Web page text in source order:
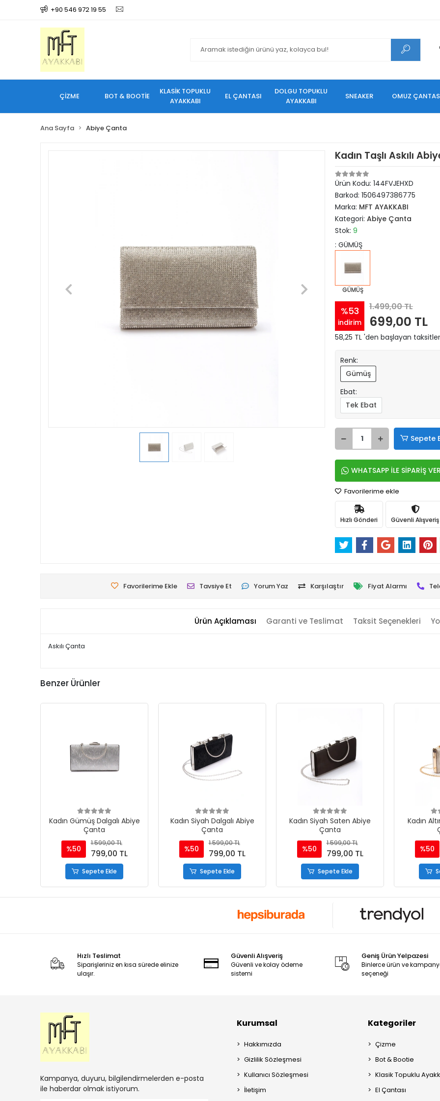
+90 546 972 19 55
ÇİZME BOT & BOOTİE
KLASİK TOPUKLU
AYAKKABI
EL ÇANTASI
DOLGU TOPUKLU
AYAKKABI
SNEAKER OMUZ
Ana Sayfa Abiye Çanta
Kadın Taşlı Askılı
Ürün Kodu: 144FVJEHXD
Barkod: 1506497386775
Marka: MFT AYAKKABI
Kategori: Abiye Çanta
Stok: 9
: GÜMÜŞ
GÜMÜŞ
%53
indirim
1.499,00 TL
699,00 TL
58,25 TL 'den başlayan
Renk:
Gümüş
Ebat:
Tek Ebat
Sepete
WHATSAPP İLE SİPARİŞ VER
Favorilerime ekle
Hızlı Gönderi Güvenli Alışveriş
Favorilerime Ekle Tavsiye Et Yorum Yaz Karşılaştır Fiyat Alarmı
Ürün Açıklaması Garanti ve Teslimat Taksit Seçenekleri
Askılı Çanta
Benzer Ürünler
Kadın Gümüş Dalgalı Abiye
Çanta
%50
1.599,00 TL
799,00 TL
Sepete Ekle
Kadın Siyah Dalgalı Abiye
Çanta
%50
1.599,00 TL
799,00 TL
Sepete Ekle
Kadın Siyah Saten Abiye
Çanta
%50
1.599,00 TL
799,00 TL
Sepete Ekle
Kadın
%50
Hızlı Teslimat
Siparişleriniz en kısa sürede elinize
ulaşır.
Güvenli Alışveriş
Güvenli ve kolay ödeme
sistemi
Geniş Ürün Yelpazesi
Binlerce ürün ve
seçeneği
Kampanya, duyuru, bilgilendirmelerden e-posta
ile haberdar olmak istiyorum.
Kurumsal
Hakkımızda
Gizlilik Sözleşmesi
Kullanıcı Sözleşmesi
İletişim
Kategoriler
Çizme
Bot & Bootie
Klasik Topuklu
El Çantası